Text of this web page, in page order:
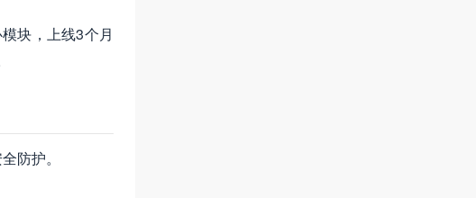
块，上线3个月
防护。